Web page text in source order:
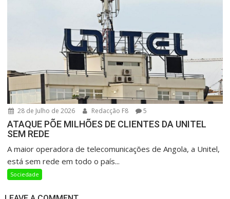
28 de Julho de 2026 Redacção F8 5
ATAQUE PÕE MILHÕES DE CLIENTES DA UNITEL
SEM REDE
A maior operadora de telecomunicações de Angola, a Unitel,
está sem rede em todo o país...
Sociedade